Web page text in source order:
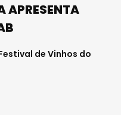
APRESENTA
de Vinhos do